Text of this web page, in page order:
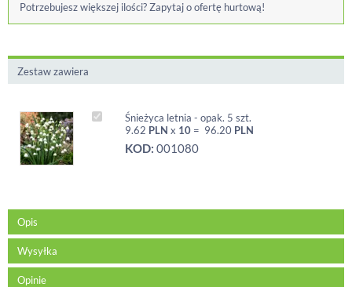
Potrzebujesz większej ilości? Zapytaj o ofertę hurtową!
Zestaw zawiera
Śnieżyca letnia - opak. 5 szt.
9.62 PLN x 10 = 96.20 PLN
KOD: 001080
Opis
Wysyłka
Opinie